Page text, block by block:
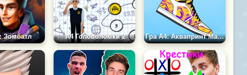
Зомбатл А4 Головоломки 2 Гра А4: Аквапринт Майстерня Челлендж